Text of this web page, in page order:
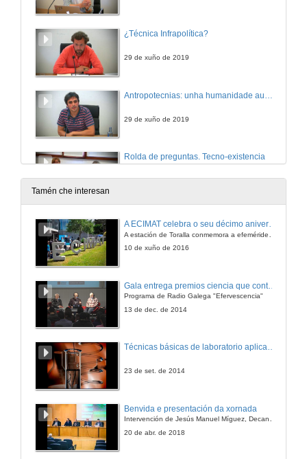
¿Técnica Infrapolítica?
29 de xuño de 2019
29 de xuño de 2019
Rolda de preguntas. Tecno-existencia
29 de xuño de 2019
Tamén che interesan
A ECIMAT celebra o seu décimo aniversario
10 de xuño de 2016
Programa de Radio Galega "Efervescencia"
13 de dec. de 2014
Técnicas básicas de laboratorio aplicadas á bioloxía
23 de set. de 2014
Benvida e presentación da xornada
Intervención de Jesús Manuel Míguez, Decano da Facultade de Bioloxía
20 de abr. de 2018